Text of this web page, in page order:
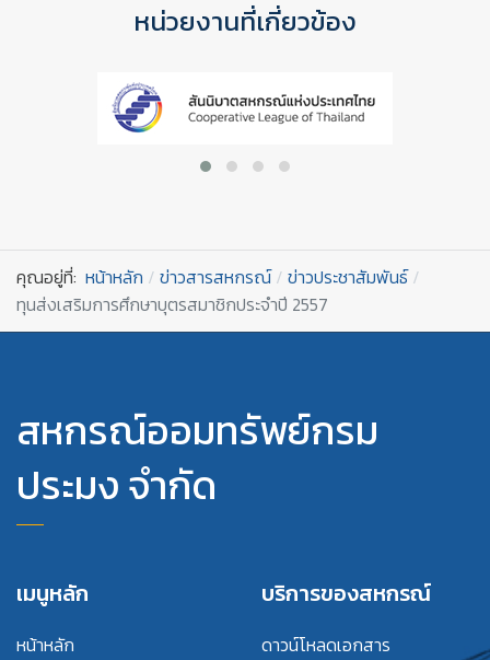
หน่วยงานที่เกี่ยวข้อง
คุณอยู่ที่: หน้าหลัก ข่าวสารสหกรณ์
ข่าวประชาสัมพันธ์
ทุนส่งเสริมการศึกษาบุตรสมาชิกประจำปี 2557
สหกรณ์ออมทรัพย์กรม
ประมง จำกัด
เมนูหลัก
หน้าหลัก
บริการของสหกรณ์
ดาวน์โหลดเอกสาร